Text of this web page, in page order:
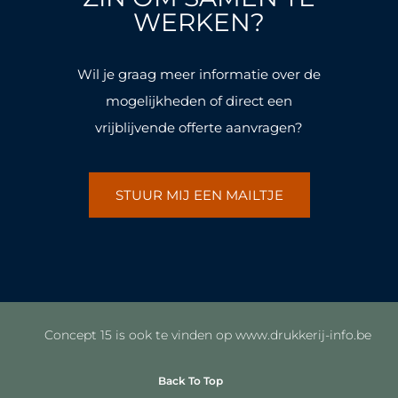
a
m
k
WERKEN?
Wil je graag meer informatie over de
mogelijkheden of direct een
vrijblijvende offerte aanvragen?
STUUR MIJ EEN MAILTJE
Concept 15 is ook te vinden op www.drukkerij-info.be
Back To Top